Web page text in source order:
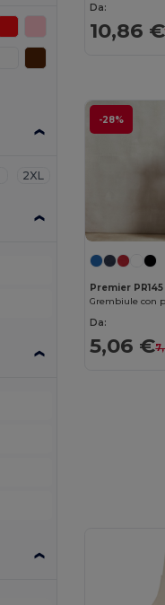
2XL
Da:
10,86 €
-28%
Premier PR145
Da:
5,06 €